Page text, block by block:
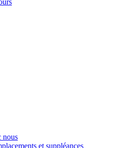
nous
et suppléances